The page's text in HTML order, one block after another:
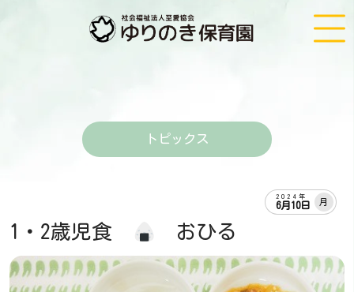
トピックス
2024年
6月10日 月
1・2歳児食 おひる